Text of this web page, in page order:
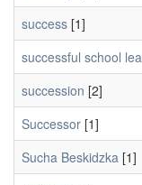
success [1]
successful school
succession [2]
Successor [1]
Sucha Beskidzka [1]